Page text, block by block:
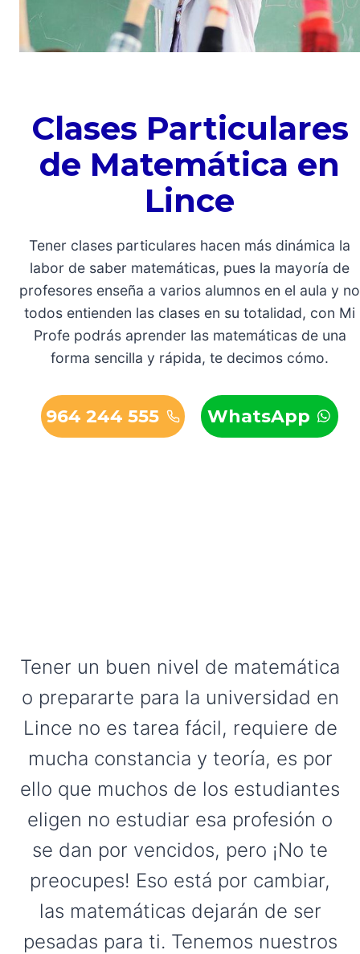
Clases Particulares
de Matemática en
Lince
Tener clases particulares hacen más dinámica la
labor de saber matemáticas, pues la mayoría de
profesores enseña a varios alumnos en el aula y no
todos entienden las clases en su totalidad, con Mi
Profe podrás aprender las matemáticas de una
forma sencilla y rápida, te decimos cómo.
964 244 555 WhatsApp
Tener un buen nivel de matemática
o prepararte para la universidad en
Lince no es tarea fácil, requiere de
mucha constancia y teoría, es por
ello que muchos de los estudiantes
eligen no estudiar esa profesión o
se dan por vencidos, pero ¡No te
preocupes! Eso está por cambiar,
las matemáticas dejarán de ser
pesadas para ti. Tenemos nuestros